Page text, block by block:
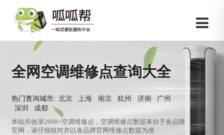
全网空调维修点查询大全
热门查询城市: 北京 上海 南京 杭州 济南
广州
深圳
成都
本站共收录2000+空调维修点，空调维修点数据来自于各品牌
官网，请仔细核对并以各品牌官网维修点数据为准